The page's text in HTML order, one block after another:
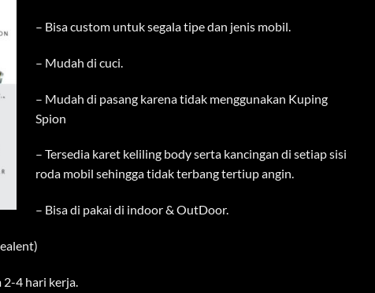
– Bisa custom untuk segala tipe dan jenis mobil.
– Mudah di cuci.
– Mudah di pasang karena tidak menggunakan Kuping
Spion
– Tersedia karet keliling body serta kancingan di setiap sisi
roda mobil sehingga tidak terbang tertiup angin.
– Bisa di pakai di indoor & OutDoor.
4 hari kerja.